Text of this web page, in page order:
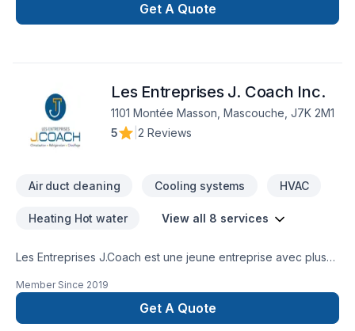
Get A Quote
Les Entreprises J. Coach Inc.
1101 Montée Masson, Mascouche, J7K 2M1
5
2 Reviews
Air duct cleaning Cooling systems HVAC
Heating Hot water View all 8 services
Les Entreprises J.Coach est une jeune entreprise avec plus
chauffage. Le professionnalisme de notre équipe est l'un de
nos meilleurs atouts. Nous accompagnons notre clientèle
dans leur démarche jusqu'au bout, tout en les conseillants
Member Since 2019
Get A Quote